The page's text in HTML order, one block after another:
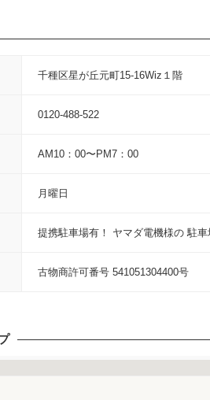
千種区星が丘元町15-16Wiz１階
0120-488-522
AM10：00〜PM7：00
月曜日
提携駐車場有！ ヤマダ電機様の 駐車
古物商許可番号 541051304400号